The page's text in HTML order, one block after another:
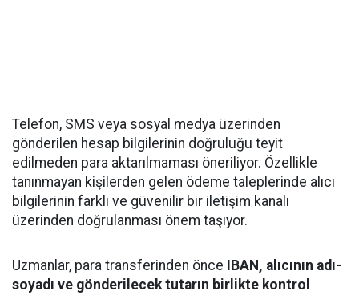
Telefon, SMS veya sosyal medya üzerinden
gönderilen hesap bilgilerinin doğruluğu teyit
edilmeden para aktarılmaması öneriliyor. Özellikle
tanınmayan kişilerden gelen ödeme taleplerinde alıcı
bilgilerinin farklı ve güvenilir bir iletişim kanalı
üzerinden doğrulanması önem taşıyor.
Uzmanlar, para transferinden önce
IBAN, alıcının adı-
soyadı ve gönderilecek tutarın birlikte kontrol